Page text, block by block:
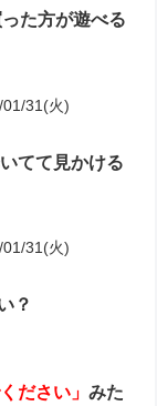
た方が遊べる
01/31(火)
てて見かける
01/31(火)
？
ださい」みた